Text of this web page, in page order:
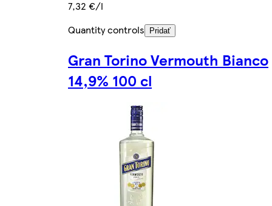
7,32 €/l
Quantity controls
Pridať
Gran Torino Vermouth Bianco
14,9% 100 cl